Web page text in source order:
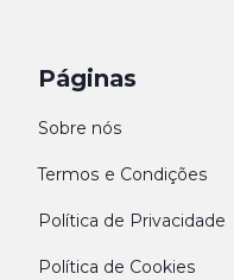
Páginas
Sobre nós
Termos e Condições
Política de Privacidade
Política de Cookies